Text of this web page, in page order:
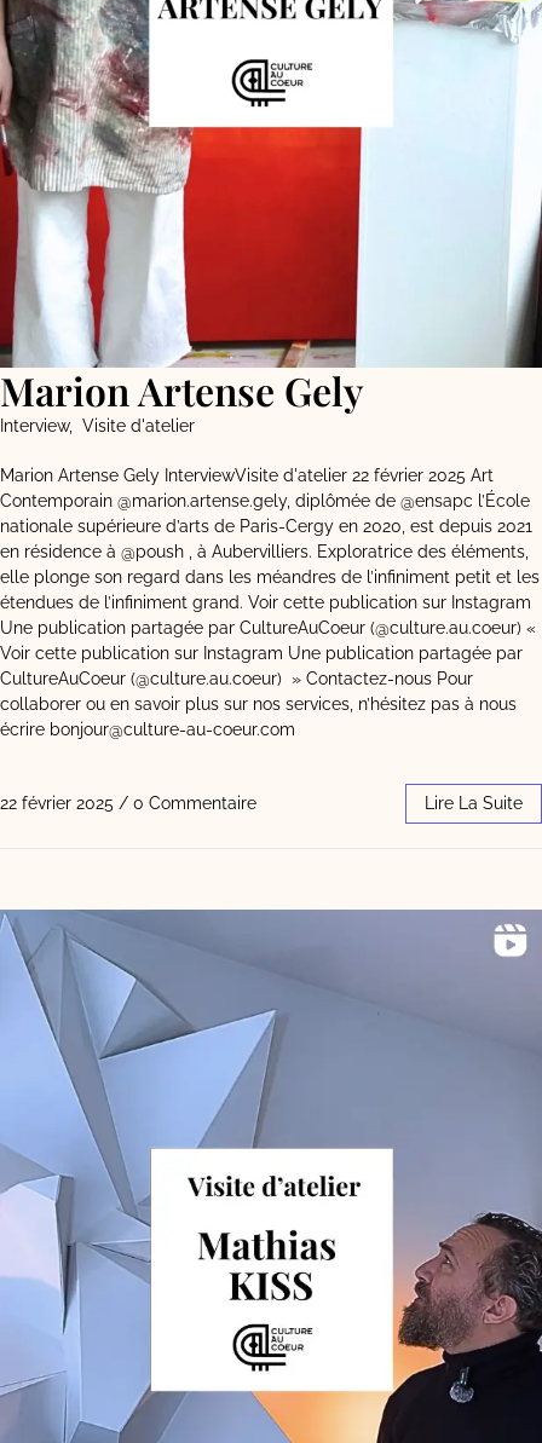
Marion Artense Gely
Interview, Visite d'atelier
Marion Artense Gely InterviewVisite d'atelier 22 février 2025 Art
Contemporain @marion.artense.gely, diplômée de @ensapc l’École
nationale supérieure d’arts de Paris-Cergy en 2020, est depuis 2021
en résidence à @poush , à Aubervilliers. Exploratrice des éléments,
elle plonge son regard dans les méandres de l’infiniment petit et les
étendues de l’infiniment grand. Voir cette publication sur Instagram
Une publication partagée par CultureAuCoeur (@culture.au.coeur) «
Voir cette publication sur Instagram Une publication partagée par
CultureAuCoeur (@culture.au.coeur) » Contactez-nous Pour
collaborer ou en savoir plus sur nos services, n’hésitez pas à nous
écrire bonjour@culture-au-coeur.com
22 février 2025 / 0 Commentaire Lire La Suite